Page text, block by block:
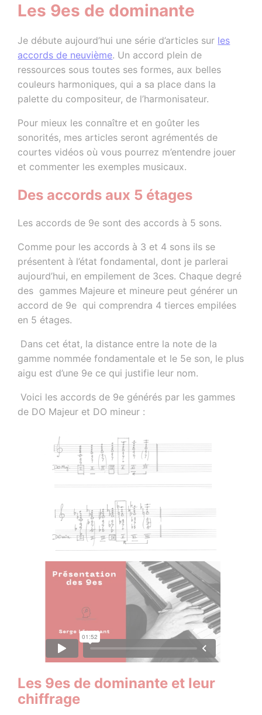
Les 9es de dominante
Je débute aujourd’hui une série d’articles sur les
accords de neuvième. Un accord plein de
ressources sous toutes ses formes, aux belles
couleurs harmoniques, qui a sa place dans la
palette du compositeur, de l’harmonisateur.
Pour mieux les connaître et en goûter les
sonorités, mes articles seront agrémentés de
courtes vidéos où vous pourrez m’entendre jouer
et commenter les exemples musicaux.
Des accords aux 5 étages
Les accords de 9e sont des accords à 5 sons.
Comme pour les accords à 3 et 4 sons ils se
présentent à l’état fondamental, dont je parlerai
aujourd’hui, en empilement de 3ces. Chaque degré
des gammes Majeure et mineure peut générer un
accord de 9e qui comprendra 4 tierces empilées
en 5 étages.
Dans cet état, la distance entre la note de la
gamme nommée fondamentale et le 5e son, le plus
aigu est d’une 9e ce qui justifie leur nom.
Voici les accords de 9e générés par les gammes
de DO Majeur et DO mineur :
Les 9es de dominante et leur
chiffrage